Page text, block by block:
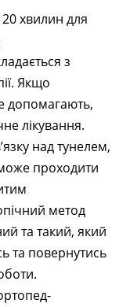
хвилин для
з
Якщо
допомагають,
лікування.
над тунелем,
проходити
метод
та такий, який
та повернутись